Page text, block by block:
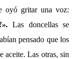
oyó gritar una voz:
Las doncellas se
pensado que los
aceite. Las otras, sin